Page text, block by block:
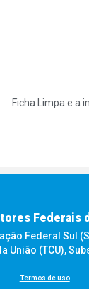
Ficha Limpa e a
Federais
Federal Sul
União (TCU),
Termos de uso